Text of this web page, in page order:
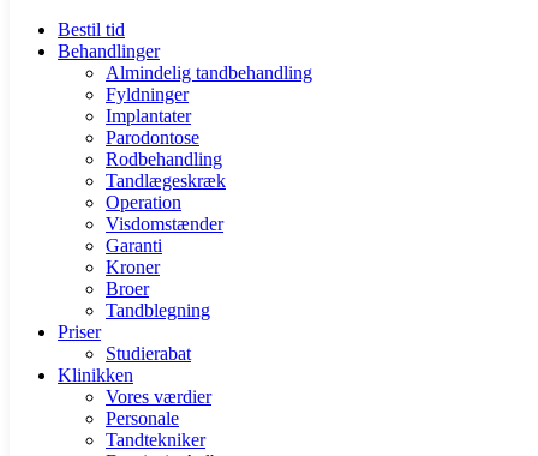
Bestil tid
Behandlinger
Almindelig tandbehandling
Fyldninger
Implantater
Parodontose
Rodbehandling
Tandlægeskræk
Operation
Visdomstænder
Garanti
Kroner
Broer
Tandblegning
Priser
Studierabat
Klinikken
Vores værdier
Personale
Tandtekniker